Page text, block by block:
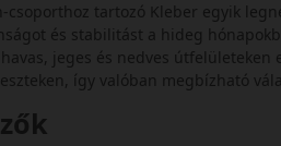
csoporthoz tartozó Kleber egyik
és stabilitást a hideg
jeges és nedves útfelületeken
így valóban megbízható